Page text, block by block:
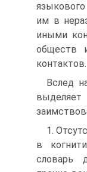
им в
иными
обществ
контактов.
Вслед
1.
в
словарь